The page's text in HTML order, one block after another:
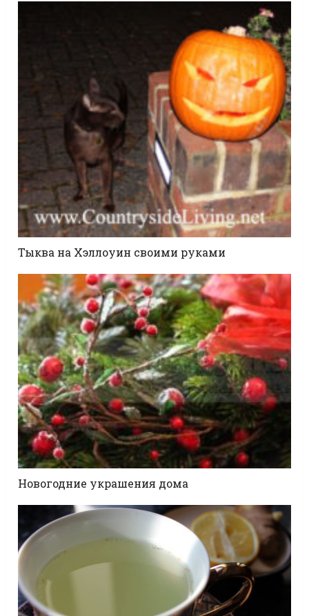
Тыква на Хэллоуин своими руками
Новогодние украшения дома